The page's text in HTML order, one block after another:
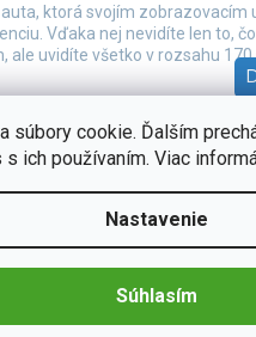
súbory cookie. Ďalším
s ich používaním. Viac
Nastavenie
Súhlasím
ktorá svojím zobrazovacím
Vďaka nej nevidíte len to,
ale uvidíte všetko v rozsahu 170
všetky súvisiace produkty
súbory (1) Hodnotenie